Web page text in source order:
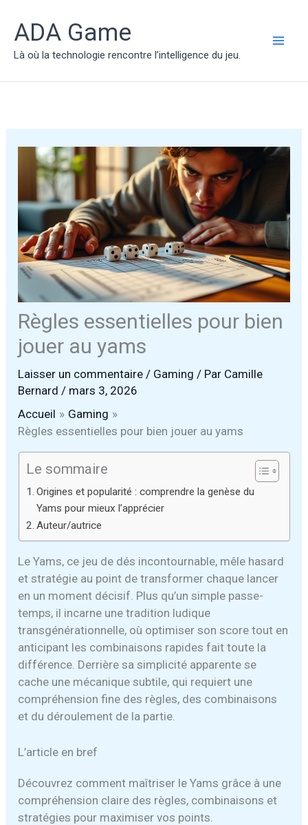
contenu
ADA Game
Là où la technologie rencontre l’intelligence du jeu.
Règles essentielles pour bien
jouer au yams
Laisser un commentaire / Gaming / Par Camille
Bernard / mars 3, 2026
Accueil
Gaming
Règles essentielles pour bien jouer au yams
Le sommaire
Origines et popularité : comprendre la genèse du
Yams pour mieux l’apprécier
Auteur/autrice
Le Yams, ce jeu de dés incontournable, mêle hasard
et stratégie au point de transformer chaque lancer
en un moment décisif. Plus qu’un simple passe-
temps, il incarne une tradition ludique
transgénérationnelle, où optimiser son score tout en
anticipant les combinaisons rapides fait toute la
différence. Derrière sa simplicité apparente se
cache une mécanique subtile, qui requiert une
compréhension fine des règles, des combinaisons
et du déroulement de la partie.
L’article en bref
Découvrez comment maîtriser le Yams grâce à une
compréhension claire des règles, combinaisons et
stratégies pour maximiser vos points.